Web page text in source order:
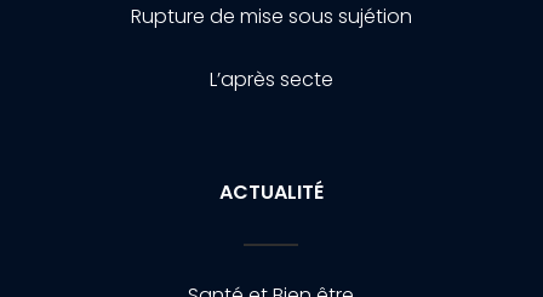
Rupture de mise sous sujétion
L’après secte
ACTUALITÉ